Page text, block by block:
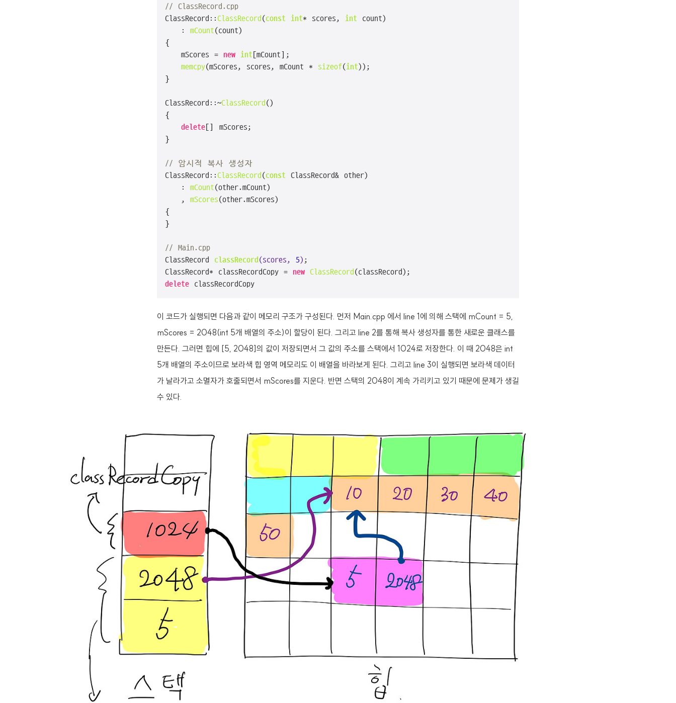
// ClassRecord.cpp
ClassRecord::ClassRecord(const int* scores, int count)
	:
mCount(count)
{
	mScores =
new int [mCount];
memcpy(mScores, scores, mCount * sizeof(int));
}
ClassRecord::~ClassRecord()
{
delete[] mScores;
}
// 암시적 복사 생성자
ClassRecord::ClassRecord(const ClassRecord& other)
	:
mCount(other.mCount)
	,
mScores(other.mScores)
{
}
// Main.cpp
ClassRecord classRecord(scores, 5) ;
ClassRecord* classRecordCopy = new ClassRecord
delete classRecordCopy
이 코드가 실행되면 다음과 같이 메모리 구조가 구성된다. 먼저 Main.cpp 에서 line 1에 의해 스택에 mCount = 5,
mScores = 2048(int 5개 배열의 주소)이 할당이 된다. 그리고 line 2를 통해 복사 생성자를 통한 새로운 클래스를
만든다. 그러면 힙에 [5, 2048]의 값이 저장되면서 그 값의 주소를 스택에서 1024로 저장한다. 이 때 2048은 int
5개 배열의 주소이므로 보라색 힙 영역 메모리도 이 배열을 바라보게 된다. 그리고 line 3이 실행되면 보라색 데이터
가 날라가고 소멸자가 호출되면서 mScores를 지운다. 반면 스택의 2048이 계속 가리키고 있기 때문에 문제가 생길
수 있다.